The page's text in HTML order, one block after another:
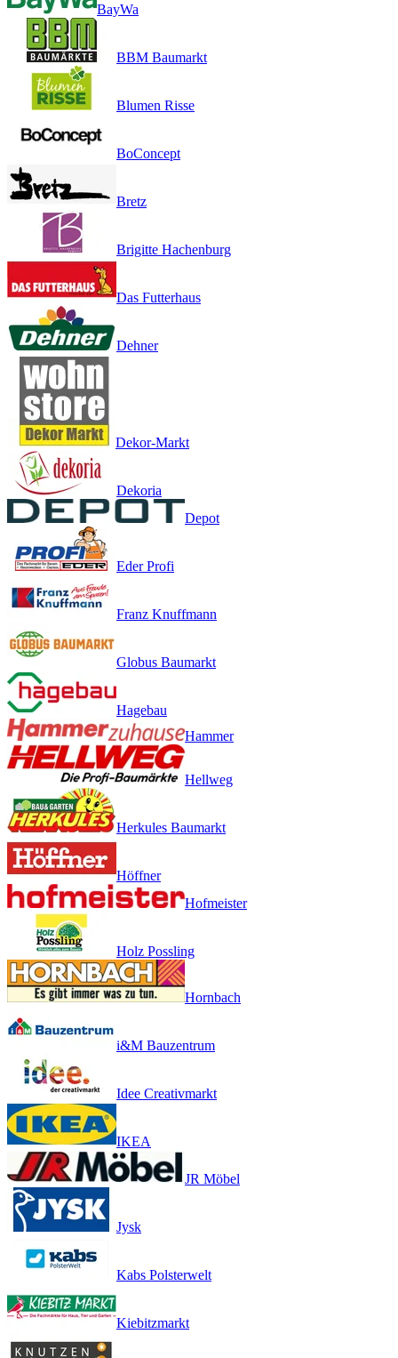
BayWa
BBM Baumarkt
Blumen Risse
BoConcept
Bretz
Brigitte Hachenburg
Das Futterhaus
Dehner
Dekor-Markt
Dekoria
Depot
Eder Profi
Franz Knuffmann
Globus Baumarkt
Hagebau
Hammer
Hellweg
Herkules Baumarkt
Höffner
Hofmeister
Holz Possling
Hornbach
i&M Bauzentrum
Idee Creativmarkt
IKEA
JR Möbel
Jysk
Kabs Polsterwelt
Kiebitzmarkt